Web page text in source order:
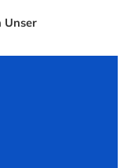
Unser